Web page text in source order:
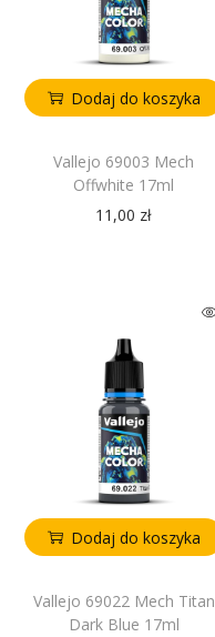
Dodaj do koszyka
Vallejo 69003 Mech
Offwhite 17ml
11,00 zł
Dodaj do koszyka
Vallejo 69022 Mech Titan
Dark Blue 17ml